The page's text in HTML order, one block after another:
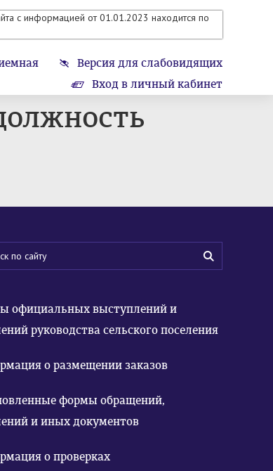
с информацией от 01.01.2023 находится по
Версия для слабовидящих
Вход в личный кабинет
официальных выступлений и
руководства сельского поселения
о размещении заказов
формы обращений,
и иных документов
о проверках